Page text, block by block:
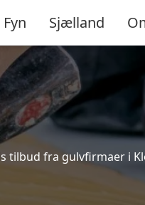
Fyn Sjælland
tilbud fra gulvfirmaer i